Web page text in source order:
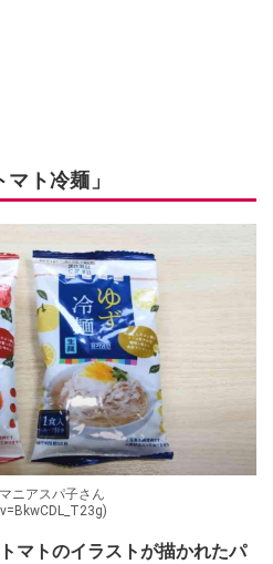
ト冷麺」
ニアスパ子さん
マトのイラストが描かれたパ